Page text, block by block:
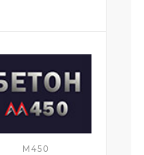
М450